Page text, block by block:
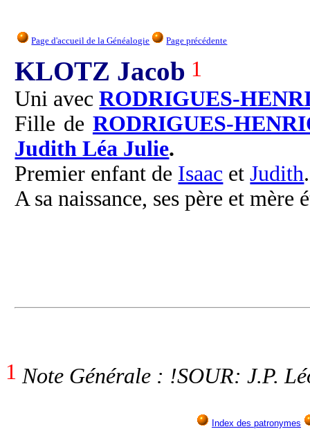
Page d'accueil de la Généalogie Page précédente
KLOTZ Jacob 1
Uni avecRODRIGUES-
Fille de RODRIGUES-
Judith Léa Julie.
Premier enfant de Isaac etJudith.
A sa naissance, ses père et mère
1 Note Générale : !SOUR: J.P.
Index des patronymes